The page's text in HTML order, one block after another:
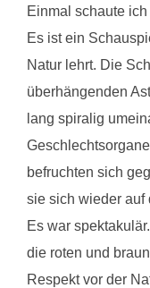
Einmal schaute
Es ist ein
Natur lehrt. Die
überhängenden
lang spiralig
befruchten sich
sie sich wieder auf
Es war
die roten und
Respekt vor der